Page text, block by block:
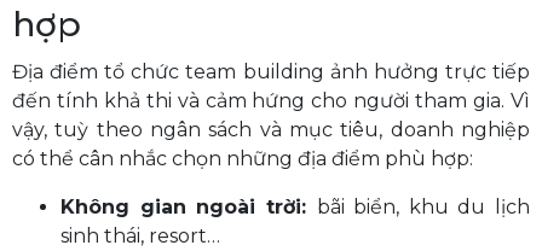
hợp
Địa điểm tổ chức team building ảnh hưởng trực tiếp
đến tính khả thi và cảm hứng cho người tham gia. Vì
vậy, tuỳ theo ngân sách và mục tiêu, doanh nghiệp
có thể cân nhắc chọn những địa điểm phù hợp:
Không gian ngoài trời: bãi biển, khu du lịch
sinh thái, resort…